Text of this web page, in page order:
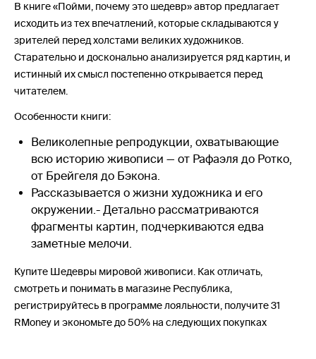
В книге «Пойми, почему это шедевр» автор предлагает
исходить из тех впечатлений, которые складываются у
зрителей перед холстами великих художников.
Старательно и досконально анализируется ряд картин, и
истинный их смысл постепенно открывается перед
читателем.
Особенности книги:
Великолепные репродукции, охватывающие
всю историю живописи — от Рафаэля до Ротко,
от Брейгеля до Бэкона.
Рассказывается о жизни художника и его
окружении.- Детально рассматриваются
фрагменты картин, подчеркиваются едва
заметные мелочи.
Купите Шедевры мировой живописи. Как отличать,
смотреть и понимать в магазине Республика,
регистрируйтесь в программе лояльности, получите 31
RMoney и экономьте до 50% на следующих покупках